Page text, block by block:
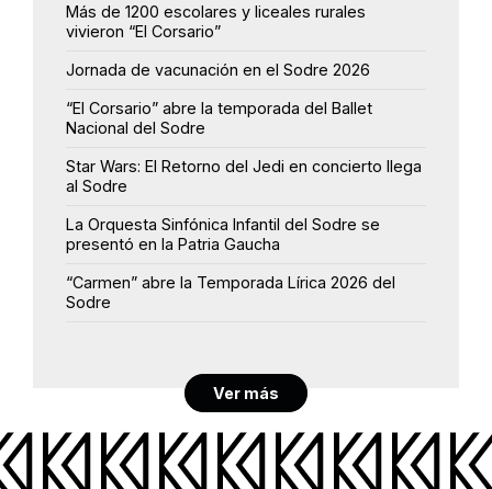
Más de 1200 escolares y liceales rurales
vivieron “El Corsario”
Jornada de vacunación en el Sodre 2026
“El Corsario” abre la temporada del Ballet
Nacional del Sodre
Star Wars: El Retorno del Jedi en concierto llega
al Sodre
La Orquesta Sinfónica Infantil del Sodre se
presentó en la Patria Gaucha
“Carmen” abre la Temporada Lírica 2026 del
Sodre
Ver más